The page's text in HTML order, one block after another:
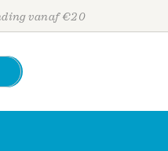
vanaf €20